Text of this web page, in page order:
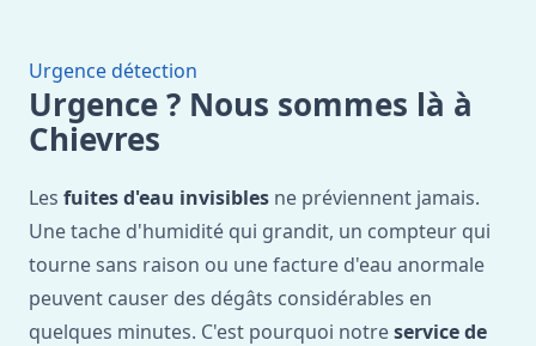
Urgence détection
Urgence ? Nous sommes là à
Chievres
Les fuites d'eau invisibles ne préviennent jamais.
Une tache d'humidité qui grandit, un compteur qui
tourne sans raison ou une facture d'eau anormale
peuvent causer des dégâts considérables en
quelques minutes. C'est pourquoi notreservice de